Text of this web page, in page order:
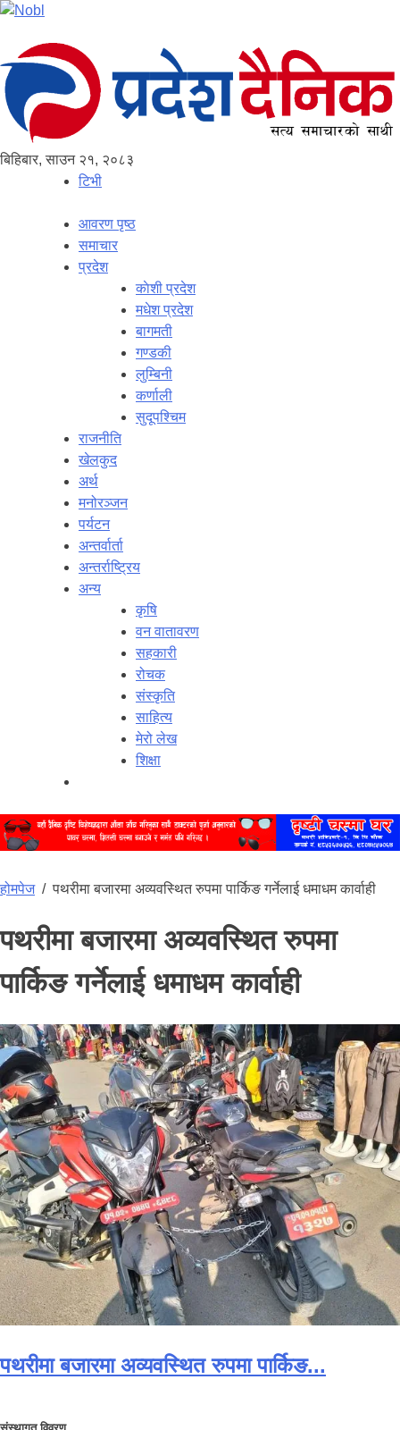
बिहिबार, साउन २१, २०८३
टिभी
आवरण पृष्‍ठ
समाचार
प्रदेश
काेशी प्रदेश
मधेश प्रदेश
बागमती
गण्डकी
लुम्बिनी
कर्णाली
सुदूपश्‍चिम
राजनीति
खेलकुद
अर्थ
मनोरञ्‍जन
पर्यटन
अन्तर्वार्ता
अन्तर्राष्‍ट्रिय
अन्य
कृषि
वन वातावरण
सहकारी
रोचक
संस्कृति
साहित्य
मेरो लेख
शिक्षा
होमपेज/पथरीमा बजारमा अव्यवस्थित रुपमा पार्किङ गर्नेलाई धमाधम कार्वाही
पथरीमा बजारमा अव्यवस्थित रुपमा
पार्किङ गर्नेलाई धमाधम कार्वाही
पथरीमा बजारमा अव्यवस्थित रुपमा पार्किङ...